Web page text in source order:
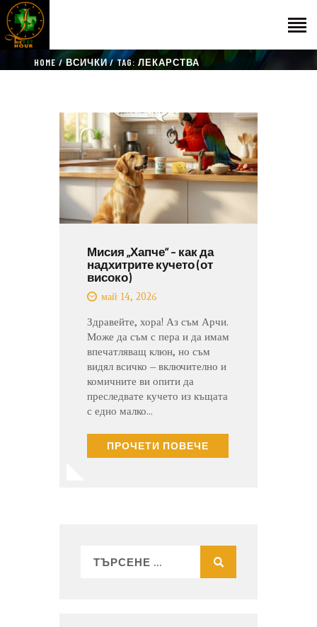
HOME ВСИЧКИ TAG: ЛЕКАРСТВА
ЕКИП
КАТАЛОГ
THE VET HOUR
БЛОГ
КОНТАКТ
Мисия „Хапче“ – как да
надхитрите кучето (от
високо)
май 14, 2026
Здравейте, хора! Аз съм Арчи.
Може да съм с пера и да имам
впечатляващ клюн, но съм
видял всичко – включително и
комичните ви опити да
преследвате кучето из къщата
с едно малко…
ПРОЧЕТИ ПОВЕЧЕ